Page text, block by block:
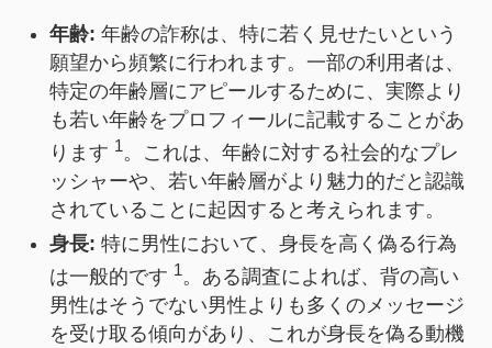
年齢: 年齢の詐称は、特に若く見せたいという
願望から頻繁に行われます。一部の利用者は、
特定の年齢層にアピールするために、実際より
も若い年齢をプロフィールに記載することがあ
ります 1。これは、年齢に対する社会的なプレ
ッシャーや、若い年齢層がより魅力的だと認識
されていることに起因すると考えられます。
身長: 特に男性において、身長を高く偽る行為
は一般的です 1。ある調査によれば、背の高い
男性はそうでない男性よりも多くのメッセージ
を受け取る傾向があり、これが身長を偽る動機